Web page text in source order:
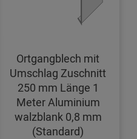
Ortgangblech mit
Umschlag Zuschnitt
250 mm Länge 1
Meter Aluminium
walzblank 0,8 mm
(Standard)